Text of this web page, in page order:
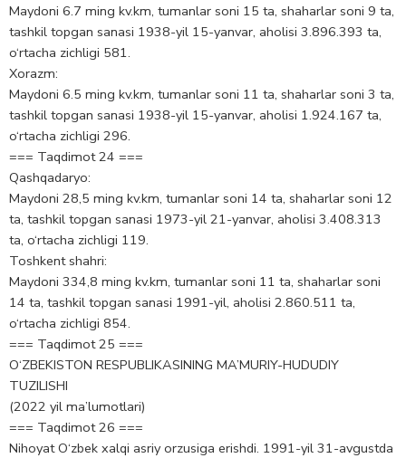
Maydoni 6.7 ming kv.km, tumanlar soni 15 ta, shaharlar soni 9 ta,
tashkil topgan sanasi 1938-yil 15-yanvar, aholisi 3.896.393 ta,
o‘rtacha zichligi 581.
Xorazm:
Maydoni 6.5 ming kv.km, tumanlar soni 11 ta, shaharlar soni 3 ta,
tashkil topgan sanasi 1938-yil 15-yanvar, aholisi 1.924.167 ta,
o‘rtacha zichligi 296.
=== Taqdimot 24 ===
Qashqadaryo:
Maydoni 28,5 ming kv.km, tumanlar soni 14 ta, shaharlar soni 12
ta, tashkil topgan sanasi 1973-yil 21-yanvar, aholisi 3.408.313
ta, o‘rtacha zichligi 119.
Toshkent shahri:
Maydoni 334,8 ming kv.km, tumanlar soni 11 ta, shaharlar soni
14 ta, tashkil topgan sanasi 1991-yil, aholisi 2.860.511 ta,
o‘rtacha zichligi 854.
=== Taqdimot 25 ===
O‘ZBEKISTON RESPUBLIKASINING MA’MURIY-HUDUDIY
TUZILISHI
(2022 yil ma’lumotlari)
=== Taqdimot 26 ===
Nihoyat O‘zbek xalqi asriy orzusiga erishdi. 1991-yil 31-avgustda